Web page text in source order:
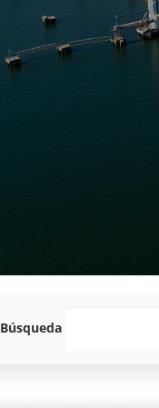
Búsqueda